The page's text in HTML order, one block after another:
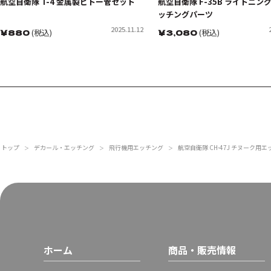
￥880(税込) 2025.11.12
ッチングパーツ
￥3,080(税込)
トップ ＞ デカール・エッチング ＞ 飛行機用エッチング ＞ 航空自衛隊 CH-47J チヌーク用エ
ホーム 商品・販売情報